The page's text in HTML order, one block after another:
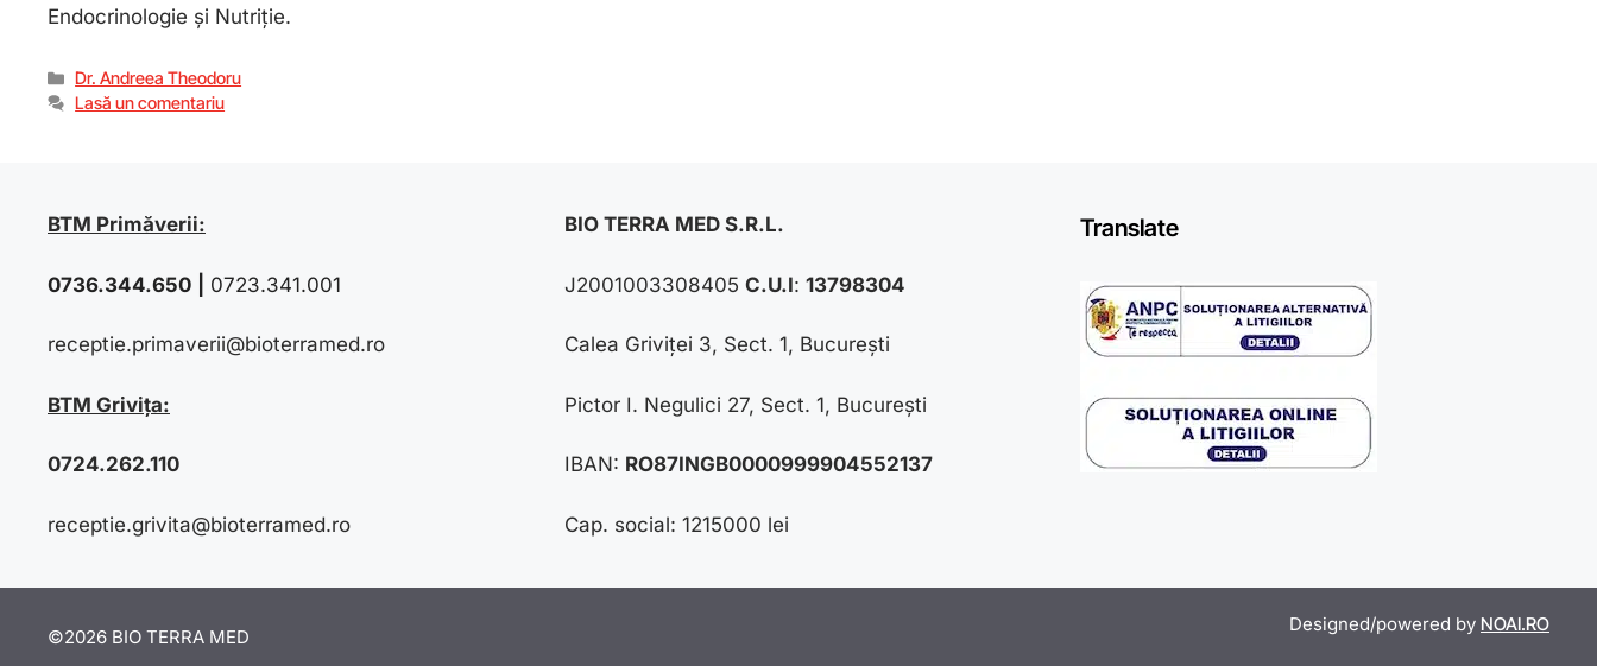
Endocrinologie și Nutriție.
Dr. Andreea Theodoru
Lasă un comentariu
BTM Primăverii:
0736.344.650 0723.341.001
receptie.primaverii@bioterramed.ro
BTM Grivița:
0724.262.110
receptie.grivita@bioterramed.ro
BIO TERRA MED S.R.L.
J2001003308405 C.U.I: 13798304
Calea Griviței 3, Sect. 1, București
Pictor I. Negulici 27, Sect. 1, București
IBAN: RO87INGB0000999904552137
Cap. social: 1215000 lei
Translate
Designed/powered by NOAI.RO
©2026 BIO TERRA MED